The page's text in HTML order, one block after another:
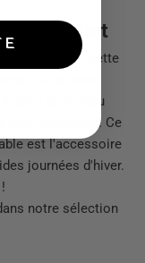
violet
en enfilant cette
partir d'un tissu
instantané. Ce
est l'accessoire
journées d'hiver.
notre sélection